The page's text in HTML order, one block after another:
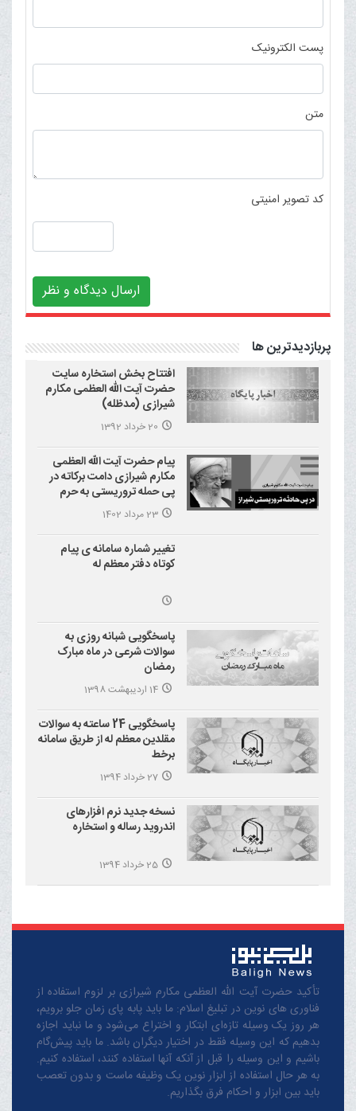
پست الکترونیک
متن
کد تصویر امنیتی
ارسال دیدگاه و نظر
پربازدیدترین ها
افتتاح بخش استخاره سایت
حضرت آیت الله العظمی مکارم
شیرازی (مدظله)
20 خرداد 1392
پیام حضرت آیت الله العظمی
مکارم شیرازی دامت برکاته در
پی حمله تروریستی به حرم
احمد بن موسی علیه السلام
(شاهچراغ)
23 مرداد 1402
تغییر شماره سامانه ی پیام
کوتاه دفتر معظم له
پاسخگویی شبانه روزی به
سوالات شرعی در ماه مبارک
رمضان
14 اردیبهشت 1398
پاسخگویی 24 ساعته به سوالات
مقلدین معظم له از طریق سامانه
برخط
27 خرداد 1394
نسخه جدید نرم افزارهای
اندروید رساله و استخاره
25 خرداد 1394
تأکید حضرت آیت الله العظمی مکارم شیرازی بر لزوم استفاده از
فناوری های نوین در تبلیغ اسلام: ما باید پابه پای زمان جلو برویم،
هر روز یک وسیله تازه‌ای ابتکار و اختراع می‌شود و ما نباید اجازه
بدهیم که این وسیله فقط در اختیار دیگران باشد. ما باید پیش‌گام
باشیم و این وسیله را قبل از آنکه آنها استفاده کنند، استفاده کنیم.
به هر حال استفاده از ابزار نوین یک وظیفه ماست و بدون تعصب
باید بین ابزار و احکام فرق بگذاریم.